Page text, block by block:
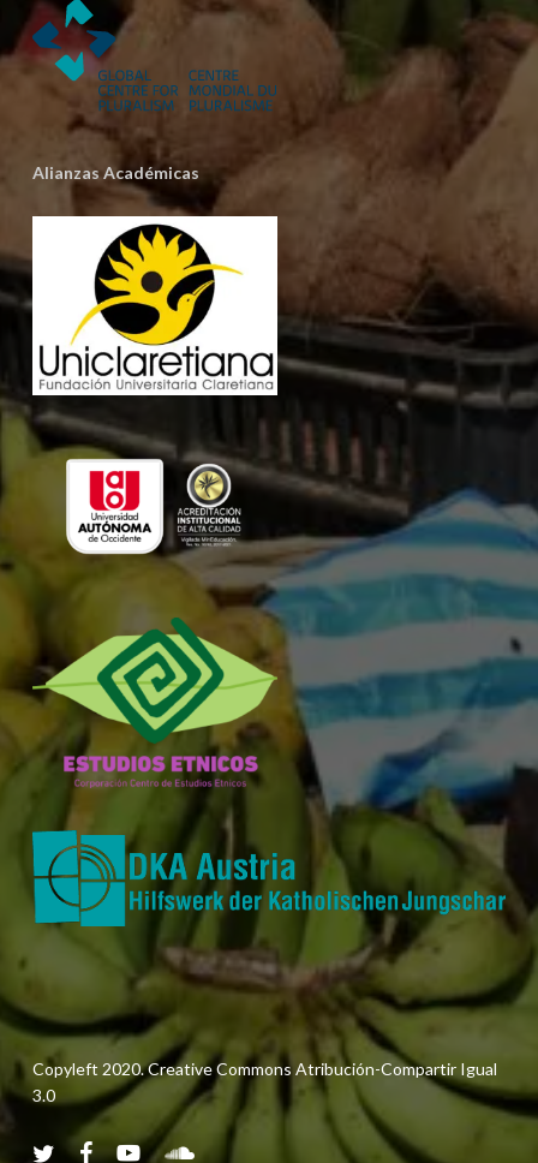
Alianzas Académicas
Copyleft 2020. Creative Commons Atribución-Compartir Igual
3.0
twitterfacebookyoutubesoundcloud